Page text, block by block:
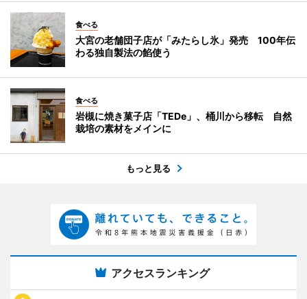
食べる
大宮の老舗団子店が「みたらし氷」発売 100年伝
わる独自製法の餡使う
食べる
岩槻に焼き菓子店「TEDe」、桶川から移転 自然
栽培の素材をメインに
もっと見る
アクセスランキング